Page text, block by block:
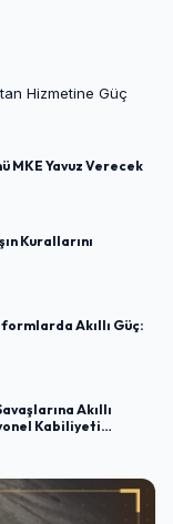
Hizmetine Güç
MKE Yavuz Verecek
Kurallarını
Akıllı Güç:
Akıllı
Kabiliyeti